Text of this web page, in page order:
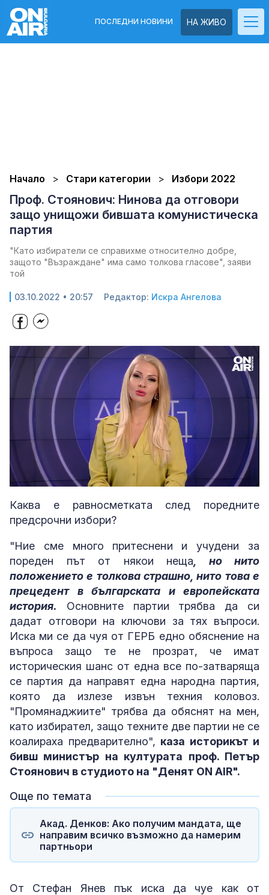
НА ЖИВО
ПОСЛЕДНИ НОВИНИ
Начало Стари категории Избори 2022
Проф. Стоянович: Нинова да отговори
защо унищожи бившата комунистическа
партия
"Като избиратели се справихме относително добре,
защото "Възраждане" има само толкова гласове", заяви
той
03.10.2022 • 20:57 Редактор: Искра Ангелова
Unmute Loaded:
5.40%
Каква е равносметката след поредните
предсрочни избори?
"Ние сме много притеснени и учудени за
пореден път от някои неща , но нито
положението е толкова страшно, нито това е
прецедент в българската и европейската
история. Основните партии трябва да си
дадат отговори на ключови за тях въпроси.
Иска ми се да чуя от ГЕРБ едно обяснение на
въпроса защо те не прозрат, че имат
историческия шанс от една все по-затваряща
се партия да направят една народна партия,
която да излезе извън техния коловоз.
"Промянаджиите" трябва да обяснят на мен,
като избирател, защо техните две партии не се
коалираха предварително", каза историкът и
бивш министър на културата проф. Петър
Стоянович в студиото на "Денят ON AIR".
Още по темата
Акад. Денков: Ако получим мандата, ще
направим всичко възможно да намерим
партньори
От Стефан Янев пък иска да чуе как от